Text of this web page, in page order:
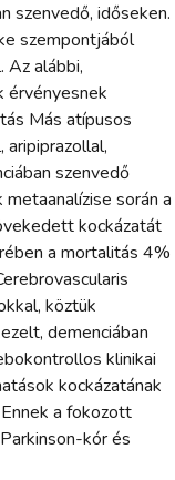
szenvedő, időseken.
szempontjából
alábbi,
érvényesnek
Más atípusos
aripiprazollal,
szenvedő
során a
kockázatát
a mortalitás 4%
köztük
demenciában
klinikai
kockázatának
a fokozott
kór és